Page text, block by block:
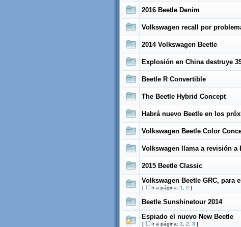
2016 Beetle Denim
Volkswagen recall por
2014 Volkswagen Beetle
Explosión en China destruye
Beetle R Convertible
The Beetle Hybrid Concept
Habrá nuevo Beetle en los
Volkswagen Beetle Color
Volkswagen llama a revisión a
2015 Beetle Classic
Volkswagen Beetle GRC, para
[ Ir a página: 1 2 ]
Beetle Sunshinetour 2014
Espiado el nuevo New Beetle
[ Ir a página: 1 2 3 ]